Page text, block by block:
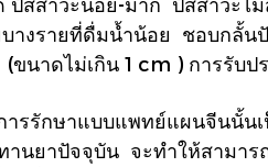
งรายที่ดื่มน้ำน้อย ชอบกลั้นปั
ขนาดไม่เกิน 1 cm ) การรับ
ารรักษาแบบแพทย์แผนจีนนั้น
านยาปัจจุบัน จะทำให้สามา